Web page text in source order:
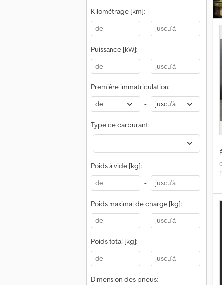
Kilométrage [km]:
-
Puissance [kW]:
-
Première immatriculation:
-
Type de carburant:
Poids à vide [kg]:
-
Poids maximal de charge [kg]:
-
Poids total [kg]:
-
Dimension des pneus: